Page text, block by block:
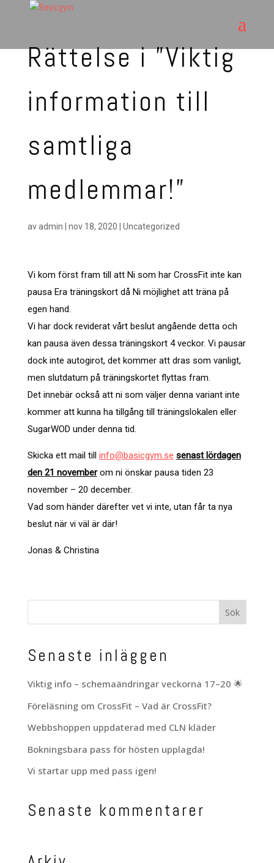
Rättelse i ”Viktig
information till
samtliga
medlemmar!”
avadmin nov 18, 2020 Uncategorized
Vi kom först fram till att Ni som har CrossFit inte kan
pausa Era träningskort då Ni möjlighet att träna på
egen hand.
Vi har dock reviderat vårt beslut angående detta och
kan pausa även dessa träningskort 4 veckor. Vi pausar
dock inte autogirot, det kommer att dras som vanligt,
men slutdatum på träningskortet flyttas fram.
Det innebär också att ni som väljer denna variant inte
kommer att kunna ha tillgång till träningslokalen eller
SugarWOD under denna tid.
Skicka ett mail till info@basicgym.se senast lördagen
den 21 novemberom ni önskar pausa tiden 23
november – 20 december.
Vad som händer därefter vet vi inte, utan får ta nya
beslut när vi väl är där!
Jonas & Christina
Senaste inläggen
Viktig info – schemaändringar veckorna 17–20 🌟
Föreläsning om CrossFit – Vad är CrossFit?
Webbshoppen uppdaterad med CLN kläder
Bokningsbara pass för hösten upplagda!
Vi startar upp med pass igen!
Senaste kommentarer